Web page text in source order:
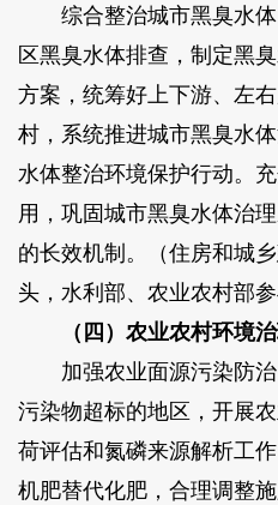
综合整治城市黑臭水体
区黑臭水体排查，制定黑
方案，统筹好上下游、左
村，系统推进城市黑臭水
水体整治环境保护行动。
用，巩固城市黑臭水体治
的长效机制。（住房和城
头，水利部、农业农村部参
（四）农业农村环境
加强农业面源污染防治
污染物超标的地区，开展
荷评估和氮磷来源解析工
机肥替代化肥，合理调整